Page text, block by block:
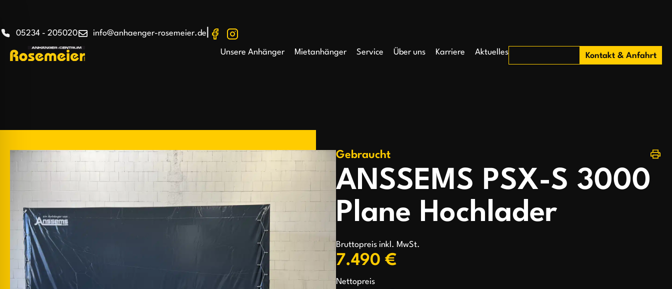
05234 - 205020 info@anhaenger-rosemeier.de
Unsere Anhänger Mietanhänger Service Über uns Karriere Aktuelles Kontakt & Anfahrt
Gebraucht
ANSSEMS PSX-S 3000
Plane Hochlader
Bruttopreis inkl. MwSt.
7.490 €
Nettopreis